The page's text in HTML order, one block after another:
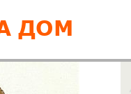
ДОМ